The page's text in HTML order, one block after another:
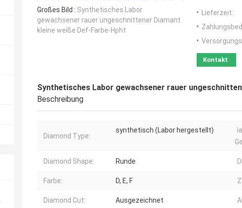
Großes Bild : Synthetisches Labor
gewachsener rauer ungeschnittener Diamant
kleine weiße Def-Farbe-Hpht
Lieferzeit:
Kontakt
Synthetisches Labor gewachsener rauer
Beschreibung
Diamond Type:
synthetisch (Labor hergestellt)
Diamond Shape: Runde
Farbe: D, E, F
Diamond Cut: Ausgezeichnet